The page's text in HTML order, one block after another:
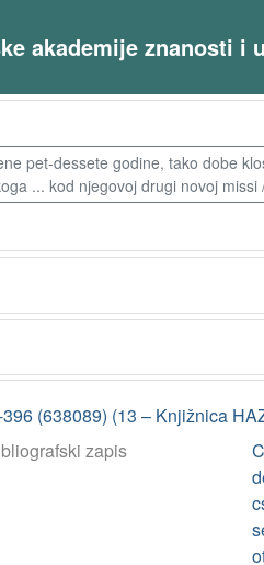
akademije znanosti i
pet-dessete godine, tako dobe
... kod njegovoj drugi novoj
(638089) (13 – Knjižnica
zapis